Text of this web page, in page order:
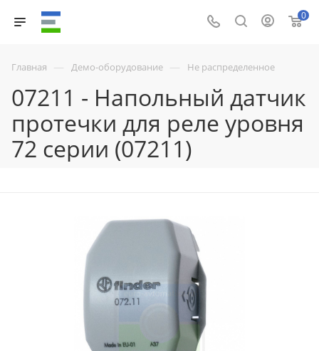
0
Главная — Демо-оборудование — Не распределенное
07211 - Напольный датчик
протечки для реле уровня
72 серии (07211)